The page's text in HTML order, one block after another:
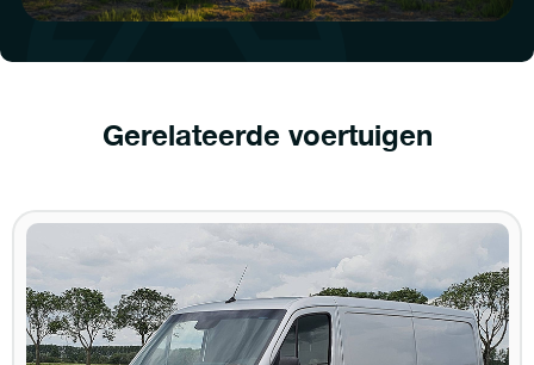
Gerelateerde voertuigen